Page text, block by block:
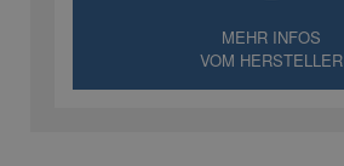
MEHR INFOS
VOM HERSTELLER